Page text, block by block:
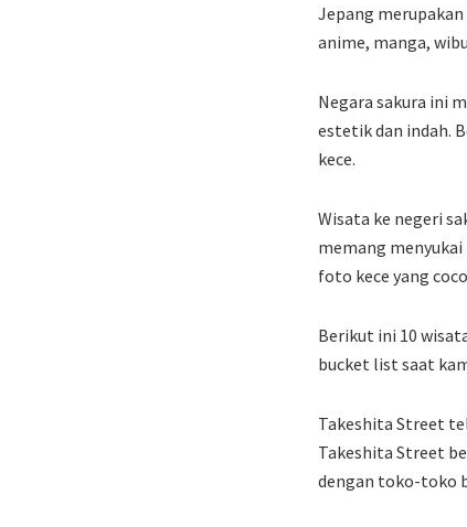
Jepang
anime, manga,
Negara sakura ini
estetik dan indah.
kece.
Wisata ke negeri
memang
foto kece yang
Berikut ini 10
bucket list saat
Takeshita Street
Takeshita Street
dengan toko-toko